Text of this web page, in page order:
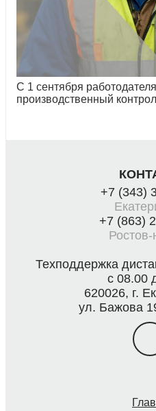
С 1 сентября
производственный
+7 (343)
+7 (863)
Техподдержка
с 08.00
620026, г.
ул. Бажова